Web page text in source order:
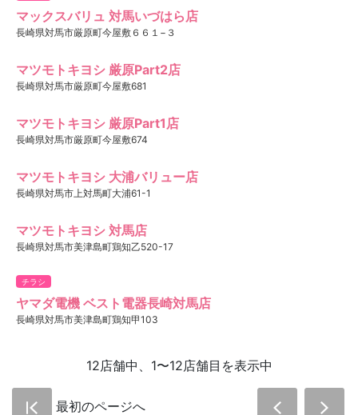
マックスバリュ 対馬いづはら店
長崎県対馬市厳原町今屋敷６６１−３
マツモトキヨシ 厳原Part2店
長崎県対馬市厳原町今屋敷681
マツモトキヨシ 厳原Part1店
長崎県対馬市厳原町今屋敷674
マツモトキヨシ 大浦バリュー店
長崎県対馬市上対馬町大浦61-1
マツモトキヨシ 対馬店
長崎県対馬市美津島町鶏知乙520-17
チラシ
ヤマダ電機 ベスト電器長崎対馬店
長崎県対馬市美津島町鶏知甲103
12店舗中、1〜12店舗目を表示中
最初のページへ